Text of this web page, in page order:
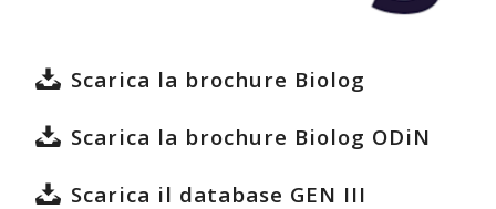
Scarica la brochure Biolog
Scarica la brochure Biolog ODiN
Scarica il database GEN III